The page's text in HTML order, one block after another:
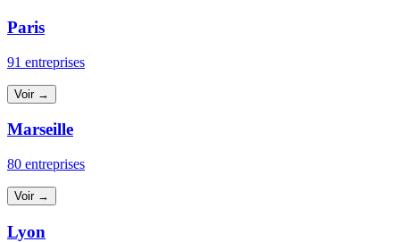
Paris
91 entreprises
Voir →
Marseille
80 entreprises
Voir →
Lyon